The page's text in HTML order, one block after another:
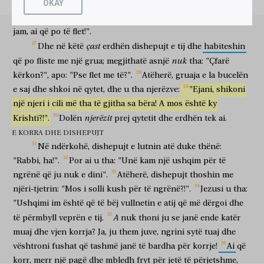
φαγεῖν?
ποιήσω
të bëj
τὸ θέλημα τοῦ πέμψαντός με, καὶ τελειώσω αὐτοῦ
ἔργον.
punën
οὐχ
nuk
ὑμεῖς
ju
λέγετε,
thoni
ὅτι
se
ἔτι
ende
τετράμηνός
katërmuajsh
ἐστιν
është
καὶ
ὁ
korrja
ἔρχεται?
vjen
ἰδοὺ,
ja
λέγω
them
ὑμῖν,
juve
ἐπάρατε
ngrini
ὀφθαλμοὺς
sytë
ὑμῶν
tuaj
καὶ
dhe
θεάσασθε
vështroni
τὰς χώρας,
fushat
ὅτι
se
λευκαί
të bardha
εἰσιν
janë
πρὸς
për
θερισμόν
korrje
ἤδη.
tashmë
ὁ
ai
θερίζων
që korr
μισθὸν,
pagë
λαμβάνει
merr
καὶ
dhe
συνάγει
mbledh
καρπὸν
fryt
ζωὴν αἰώνιον,
të përjetshme
χαίρῃ
të gëzohet
καὶ
dhe
ὁ
ai
θερίζων.
që korr
ἐν
në
γὰρ
sepse
τούτῳ
këtë
ὁ λόγος
fjala është
ἀληθινὸς,
e vërtetë
ὅτι
se
ἄλλος
tjetër
ἐστὶν
është
ὁ σπείρων,
që mbjell
καὶ
dhe
ἄλλος
tjetër ai
θερίζων.
që korr
ἐγὼ
unë
ἀπέστειλα
dërgova
ὑμᾶς
ju
θερίζειν
për të korrur
ὃ
çfarë
οὐχ
nuk
ὑμεῖς
ju
κεκοπιάκατε;
jeni munduar
ἄλλοι
të tjerë
κεκοπιάκασιν,
janë munduar
καὶ
dhe
ὑμεῖς
ju
εἰς
në
τὸν κόπον
mundin
αὐτῶν εἰσεληλύθατε.
ἐκ
prej
δὲ
dhe
τῆς πόλεως
qytetit
ἐκείνης,
atij
πολλοὶ
shumë
ἐπίστευσαν
besuan
εἰς
në
αὐτὸν
atë
τῶν
vërtetë".
Gruaja
jam, ai që po të flet!".
Dhe në këtë çast erdhën dishepujt e tij dhe habiteshin
që po fliste me një grua; megjithatë asnjë nuk tha: "Çfarë
kërkon?", apo: "Pse flet me të?". Atëherë, gruaja e la bucelën
e saj dhe shkoi në qytet, dhe u tha njerëzve: "Ejani, shikoni
një njeri i cili më tha të gjitha sa bëra! A mos është ky
Krishti?!".
Dolën njerëzit prej qytetit dhe erdhën tek ai.
E KORRA DHE DISHEPUJT
Në ndërkohë, dishepujt e lutnin atë duke thënë:
"Rabbi, ha!". Por ai u tha: "Unë kam një ushqim për të
ngrënë që ju nuk e dini". Atëherë, dishepujt thoshin me
njëri-tjetrin: "Mos i solli kush për të ngrënë?!". Jezusi u tha:
"Ushqimi im është që të bëj vullnetin e atij që më dërgoi dhe
të përmbyll veprën e tij. A nuk thoni ju se janë ende katër
muaj dhe vjen korrja? Ja, ju them juve, ngrini sytë tuaj dhe
vështroni fushat që tashmë janë të bardha për korrje! Ai që
korr, merr një pagë dhe mbledh fryt për jetë të përjetshme,
OKAY